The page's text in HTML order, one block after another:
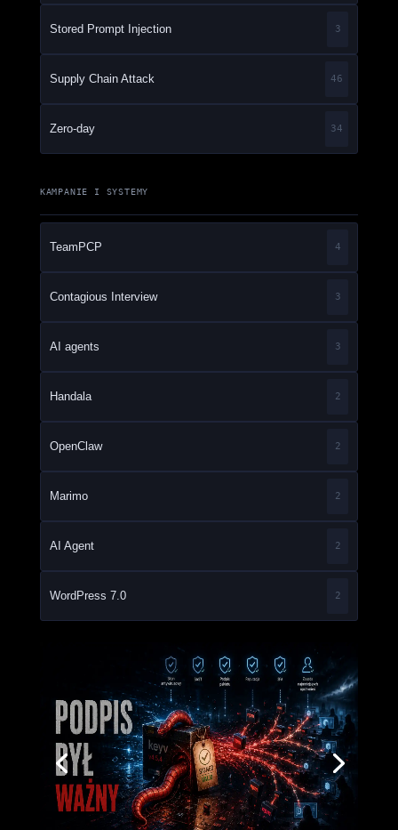
Stored Prompt Injection 3
Supply Chain Attack 46
Zero-day 34
KAMPANIE I SYSTEMY
TeamPCP 4
Contagious Interview 3
AI agents 3
Handala 2
OpenClaw 2
Marimo 2
AI Agent 2
WordPress 7.0 2